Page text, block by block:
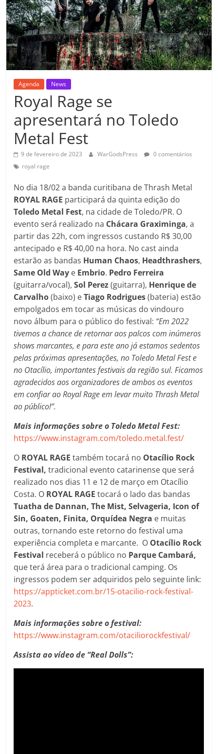
Agenda News
Royal Rage se
apresentará no Toledo
Metal Fest
9 de fevereiro de 2023 WarGodsPress
0 comentários
royal rage
No dia 18/02 a banda curitibana de Thrash Metal
ROYAL RAGE participará da quinta edição do
Toledo Metal Fest, na cidade de Toledo/PR. O
evento será realizado na Chácara Graximinga, a
partir das 22h, com ingressos custando R$ 30,00
antecipado e R$ 40,00 na hora. No cast ainda
estarão as bandas Human Chaos, Headthrashers,
Same Old Way e Embrio. Pedro Ferreira
(guitarra/vocal),Sol Perez(guitarra), Henrique de
Carvalho(baixo) eTiago Rodrigues(bateria) estão
empolgados em tocar as músicas do vindouro
novo álbum para o público do festival: “Em 2022
tivemos a chance de retornar aos palcos com inúmeros
shows marcantes, e para este ano já estamos sedentos
pelas próximas apresentações, no Toledo Metal Fest e
no Otacílio, importantes festivais da região sul. Ficamos
agradecidos aos organizadores de ambos os eventos
em confiar ao Royal Rage em levar muito Thrash Metal
ao público!”.
Mais informações sobre o Toledo Metal Fest:
https://www.instagram.com/toledo.metal.fest/
O ROYAL RAGEtambém tocará no Otacílio Rock
Festival,tradicional evento catarinense que será
realizado nos dias 11 e 12 de março em Otacílio
Costa. O ROYAL RAGEtocará o lado das bandas
Tuatha de Dannan, The Mist, Selvageria, Icon of
Sin, Goaten, Finita, Orquídea Negra e muitas
outras, tornando este retorno do festival uma
experiência completa e marcante. O Otacílio Rock
Festival receberá o público no Parque Cambará,
que terá área para o tradicional camping. Os
ingressos podem ser adquiridos pelo seguinte link:
https://appticket.com.br/15-otacilio-rock-festival-
2023.
Mais informações sobre o festival:
https://www.instagram.com/otaciliorockfestival/
Assista ao vídeo de “Real Dolls”: